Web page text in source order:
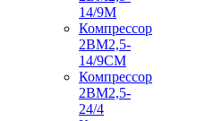
14/9М
Компрессор
2ВМ2,5-
14/9СМ
Компрессор
2ВМ2,5-
24/4